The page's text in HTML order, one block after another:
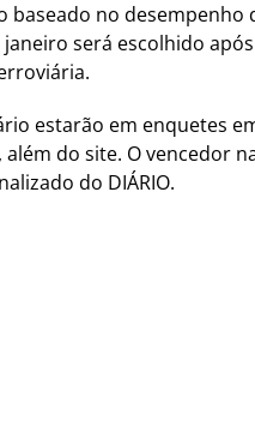
no desempenho
será escolhido
estarão em enquetes
do site. O vencedor
do DIÁRIO.